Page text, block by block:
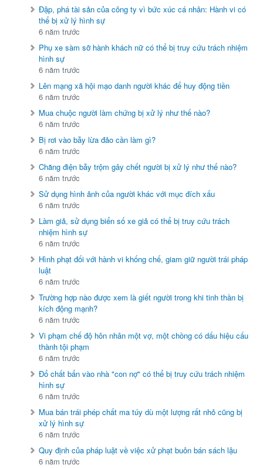
Đập, phá tài sản của công ty vì bức xúc cá nhân: Hành vi có
thể bị xử lý hình sự
6 năm trước
Phụ xe sàm sỡ hành khách nữ có thể bị truy cứu trách nhiệm
hình sự
6 năm trước
Lên mạng xã hội mạo danh người khác để huy động tiền
6 năm trước
Mua chuộc người làm chứng bị xử lý như thế nào?
6 năm trước
Bị rơi vào bẫy lừa đảo cần làm gì?
6 năm trước
Chăng điện bẫy trộm gây chết người bị xử lý như thế nào?
6 năm trước
Sử dụng hình ảnh của người khác với mục đích xấu
6 năm trước
Làm giả, sử dụng biển số xe giả có thể bị truy cứu trách
nhiệm hình sự
6 năm trước
Hình phạt đối với hành vi khống chế, giam giữ người trái pháp
luật
6 năm trước
Trường hợp nào được xem là giết người trong khi tinh thần bị
kích động mạnh?
6 năm trước
Vi phạm chế độ hôn nhân một vợ, một chồng có dấu hiệu cấu
thành tội phạm
6 năm trước
Đổ chất bẩn vào nhà "con nợ" có thể bị truy cứu trách nhiệm
hình sự
6 năm trước
Mua bán trái phép chất ma túy dù một lượng rất nhỏ cũng bị
xử lý hình sự
6 năm trước
Quy định của pháp luật về việc xử phạt buôn bán sách lậu
6 năm trước